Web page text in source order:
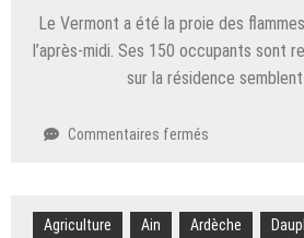
MSA
Le Vermont a été la proie des
l’après-midi. Ses 150 occupants sont
sur la résidence
Commentaires fermés
majeurs,
Agriculture Ain Ardèche